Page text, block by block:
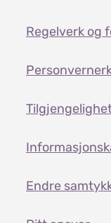
Regelverk og
Endre